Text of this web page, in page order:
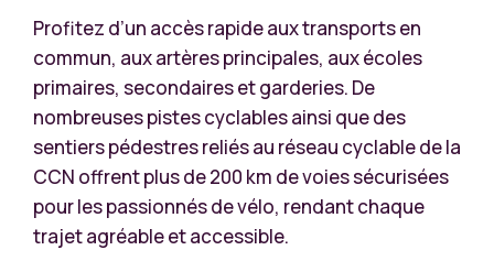
Profitez d’un accès rapide aux transports en
commun, aux artères principales, aux écoles
primaires, secondaires et garderies. De
nombreuses pistes cyclables ainsi que des
sentiers pédestres reliés au réseau cyclable de la
CCN offrent plus de 200 km de voies sécurisées
pour les passionnés de vélo, rendant chaque
trajet agréable et accessible.